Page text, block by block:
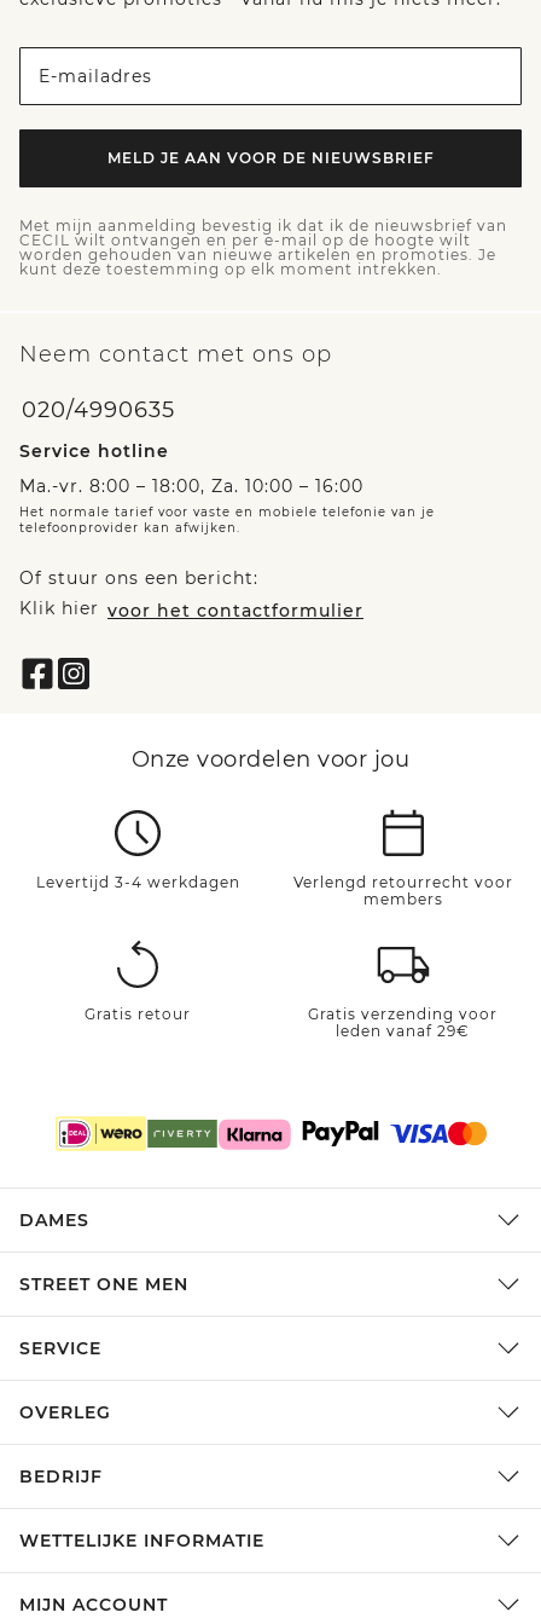
E-mailadres
MELD JE AAN VOOR DE NIEUWSBRIEF
Met mijn aanmelding bevestig ik dat ik de nieuwsbrief van
CECIL wilt ontvangen en per e-mail op de hoogte wilt
worden gehouden van nieuwe artikelen en promoties. Je
kunt deze toestemming op elk moment intrekken.
Neem contact met ons op
020/4990635
Service hotline
Ma.-vr. 8:00 – 18:00, Za. 10:00 – 16:00
Het normale tarief voor vaste en mobiele telefonie van je
telefoonprovider kan afwijken.
Of stuur ons een bericht:
Klik hier voor het contactformulier
Onze voordelen voor jou
Levertijd 3-4 werkdagen
Verlengd retourrecht voor
members
Gratis retour
Gratis verzending voor
leden vanaf 29€
DAMES
STREET ONE MEN
SERVICE
OVERLEG
BEDRIJF
WETTELIJKE INFORMATIE
MIJN ACCOUNT